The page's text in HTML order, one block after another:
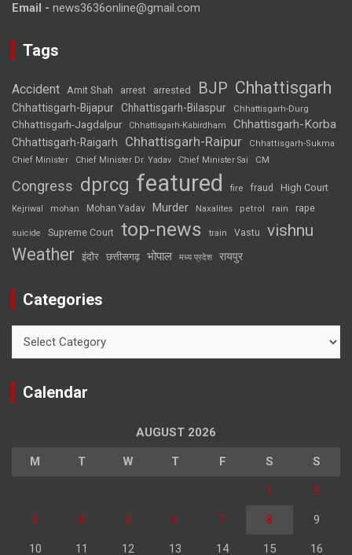
Email - news3636online@gmail.com
Tags
Accident Amit Shah arrest arrested BJP Chhattisgarh
Chhattisgarh-Bijapur Chhattisgarh-Bilaspur Chhattisgarh-Durg
Chhattisgarh-Jagdalpur Chhattisgarh-Kabirdham Chhattisgarh-Korba
Chhattisgarh-Raigarh Chhattisgarh-Raipur
Chhattisgarh-Sukma
Chief Minister
Chief Minister Dr. Yadav Chief Minister Sai CM
Congress dprcg featured fire fraud High Court
Kejriwal mohan Mohan Yadav Murder Naxalites petrol rain rape
suicide Supreme Court top-news train Vastu vishnu
Weather इंदौर छत्तीसगढ़ भोपाल मध्य प्रदेश रायपुर
Categories
Calendar
AUGUST 2026
M T W T F S S
1 2
3 4 5 6 7 8 9
10 11 12 13 14 15 16